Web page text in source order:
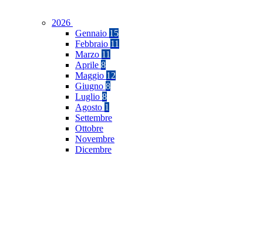
2026
Gennaio 15
Febbraio 11
Marzo 11
Aprile 8
Maggio 12
Giugno 8
Luglio 8
Agosto 1
Settembre
Ottobre
Novembre
Dicembre